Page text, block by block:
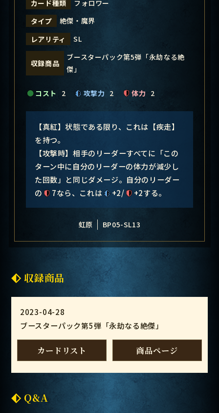
カード種類
フォロワー
タイプ
絶傑・魔界
レアリティ
SL
収録商品
ブースターパック第5弾「永劫なる絶
傑」
コスト 2 攻撃力 2 体力 2
【真紅】状態である限り、これは【疾走】
を持つ。
【攻撃時】相手のリーダーすべてに「この
ターン中に自分のリーダーの体力が減少し
た回数」と同じダメージ。自分のリーダー
の
7なら、これは +2/ +2する。
虹原 BP05-SL13
収録商品
2023-04-28
ブースターパック第5弾「永劫なる絶傑」
カードリスト 商品ページ
Q&A